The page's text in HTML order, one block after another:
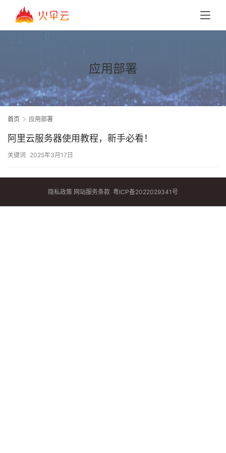
应用部署
首页 应用部署
阿里云服务器使用教程，新手必看！
关键词 2025年3月17日
隐私政策 网站服务条款 粤ICP备2022029341号